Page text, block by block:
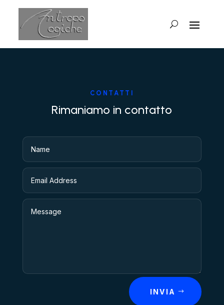
CONTATTI
Rimaniamo in contatto
INVIA